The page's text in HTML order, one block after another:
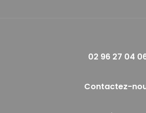
02 96 27 04
Contactez-